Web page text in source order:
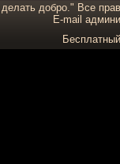
добро." Все
E-mail